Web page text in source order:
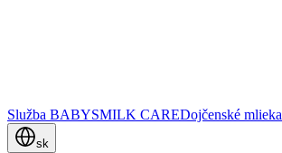
Služba BABYSMILK CAREDojčenské mlieka
sk